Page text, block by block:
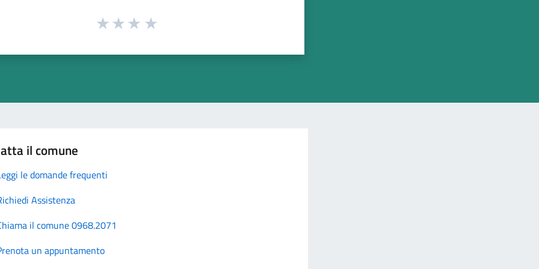
il comune
le domande frequenti
Assistenza
il comune 0968.2071
un appuntamento